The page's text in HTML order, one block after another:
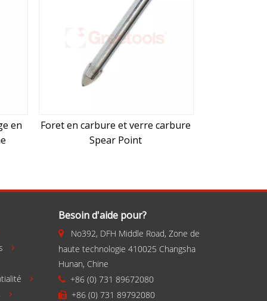
en
Foret en carbure et verre carbure
Spear Point



Besoin d'aide pour?
 No392, DFH Middle Road, Zone de
haute technologie 410025 Changsha
Hunan, Chine
 +86 (0) 731 89672080
 +86 (0) 731 89792080